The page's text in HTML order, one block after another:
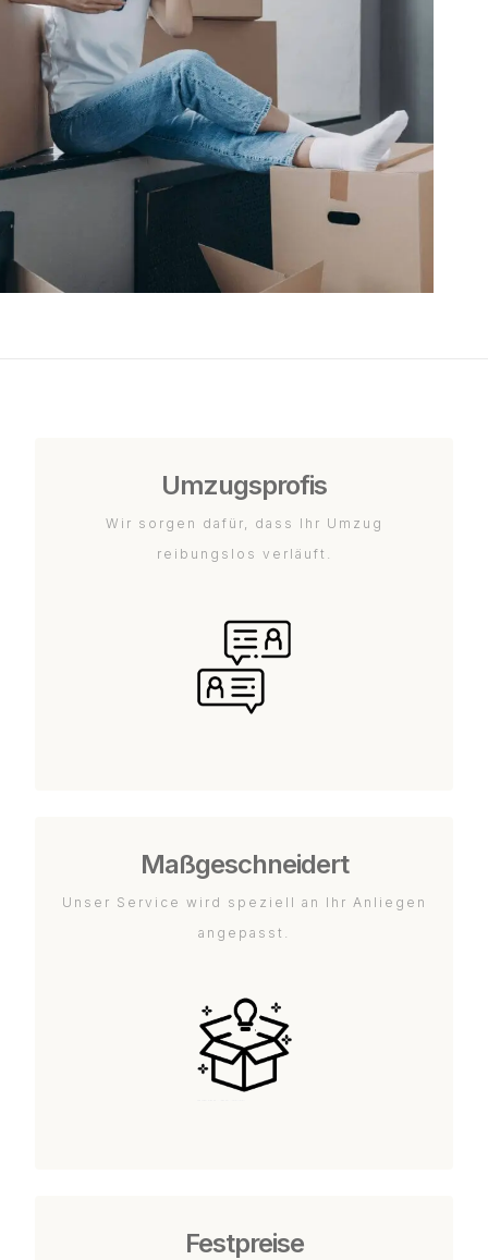
Umzugsprofis
Wir sorgen dafür, dass Ihr Umzug
reibungslos verläuft.
Maßgeschneidert
Unser Service wird speziell an Ihr Anliegen
angepasst.
Festpreise